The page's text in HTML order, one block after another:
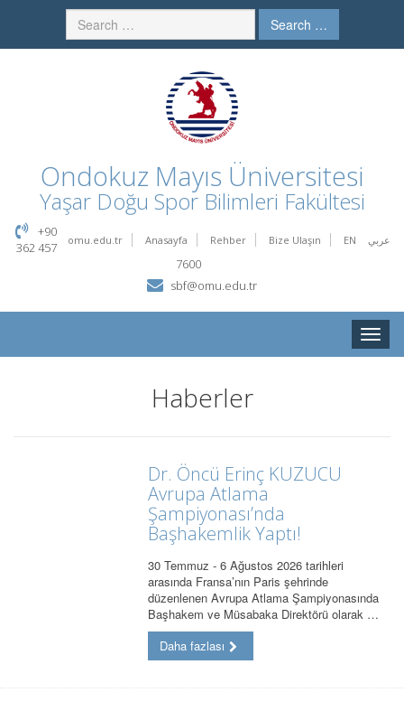
Search …
Ondokuz Mayıs Üniversitesi
Yaşar Doğu Spor Bilimleri Fakültesi
omu.edu.tr Anasayfa Rehber Bize Ulaşın EN عربي
+90
362 457
7600
sbf@omu.edu.tr
Toggle
Haberler
Dr. Öncü Erinç KUZUCU
Avrupa Atlama
Şampiyonası’nda
Başhakemlik Yaptı!
30 Temmuz - 6 Ağustos 2026 tarihleri
arasında Fransa’nın Paris şehrinde
düzenlenen Avrupa Atlama Şampiyonasında
Başhakem ve Müsabaka Direktörü olarak …
Daha fazlası